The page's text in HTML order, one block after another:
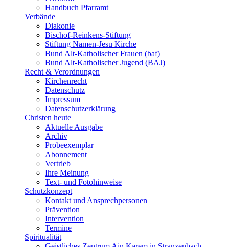
Handbuch Pfarramt
Verbände
Diakonie
Bischof-Reinkens-Stiftung
Stiftung Namen-Jesu Kirche
Bund Alt-Katholischer Frauen (baf)
Bund Alt-Katholischer Jugend (BAJ)
Recht & Verordnungen
Kirchenrecht
Datenschutz
Impressum
Datenschutzerklärung
Christen heute
Aktuelle Ausgabe
Archiv
Probeexemplar
Abonnement
Vertrieb
Ihre Meinung
Text- und Fotohinweise
Schutzkonzept
Kontakt und Ansprechpersonen
Prävention
Intervention
Termine
Spiritualität